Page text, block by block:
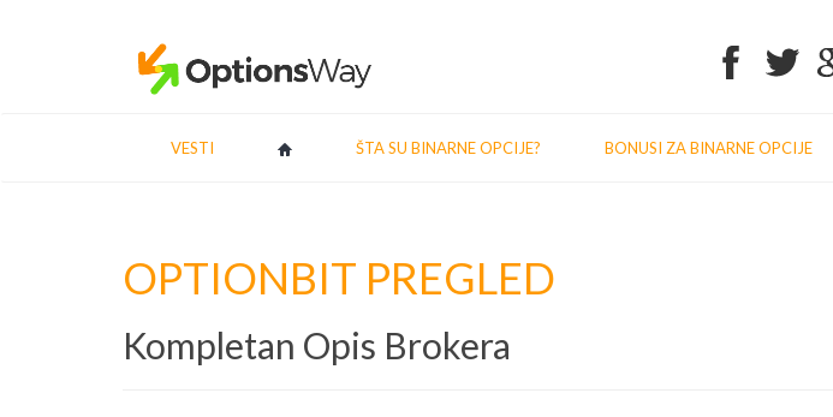
FacebookTwitter
VESTI ŠTA SU BINARNE OPCIJE? BONUSI ZA BINARNE OPCIJE
OPTIONBIT PREGLED
Kompletan Opis Brokera